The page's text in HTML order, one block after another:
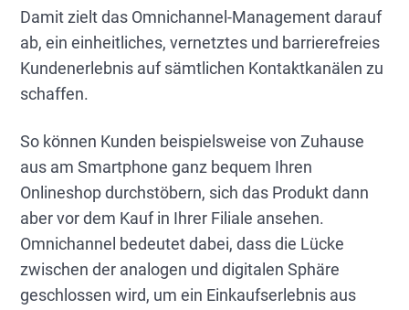
Damit zielt das Omnichannel-Management darauf
ab, ein einheitliches, vernetztes und barrierefreies
Kundenerlebnis auf sämtlichen Kontaktkanälen zu
schaffen.
So können Kunden beispielsweise von Zuhause
aus am Smartphone ganz bequem Ihren
Onlineshop durchstöbern, sich das Produkt dann
aber vor dem Kauf in Ihrer Filiale ansehen.
Omnichannel bedeutet dabei, dass die Lücke
zwischen der analogen und digitalen Sphäre
geschlossen wird, um ein Einkaufserlebnis aus